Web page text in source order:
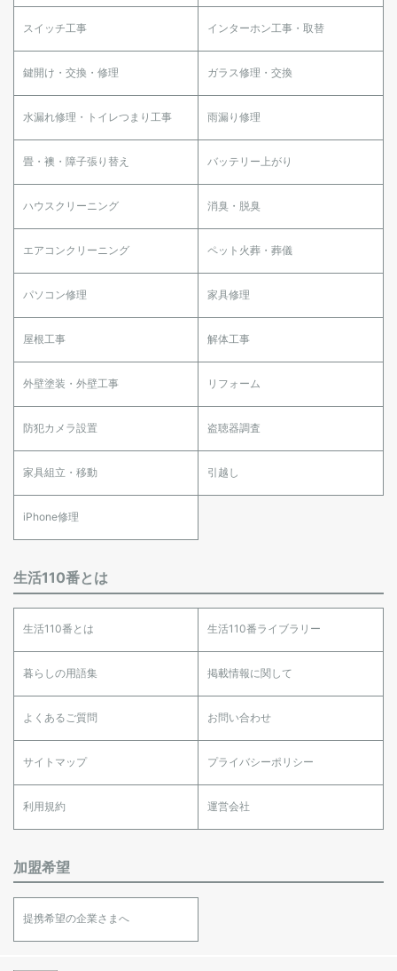
スイッチ工事 インターホン工事・取替
鍵開け・交換・修理 ガラス修理・交換
水漏れ修理・トイレつまり工事 雨漏り修理
畳・襖・障子張り替え バッテリー上がり
ハウスクリーニング 消臭・脱臭
エアコンクリーニング ペット火葬・葬儀
パソコン修理 家具修理
屋根工事 解体工事
外壁塗装・外壁工事 リフォーム
防犯カメラ設置 盗聴器調査
家具組立・移動 引越し
iPhone修理
生活110番とは
生活110番とは 生活110番ライブラリー
暮らしの用語集 掲載情報に関して
よくあるご質問 お問い合わせ
サイトマップ プライバシーポリシー
利用規約 運営会社
加盟希望
提携希望の企業さまへ